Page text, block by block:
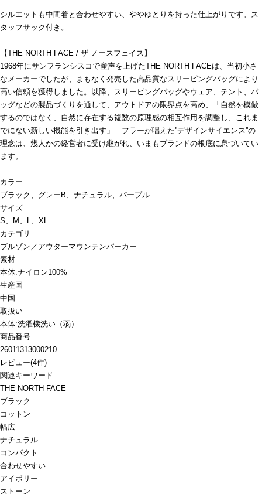
シルエットも中間着と合わせやすい、ややゆとりを持った仕上がりです。ス
タッフサック付き。
【THE NORTH FACE / ザ ノースフェイス】
1968年にサンフランシスコで産声を上げたTHE NORTH FACEは、当初小さ
なメーカーでしたが、まもなく発売した高品質なスリーピングバッグにより
高い信頼を獲得しました。以降、スリーピングバッグやウェア、テント、バ
ッグなどの製品づくりを通して、アウトドアの限界点を高め、「自然を模倣
するのではなく、自然に存在する複数の原理感の相互作用を調整し、これま
でにない新しい機能を引き出す」 フラーが唱えた''デザインサイエンス''の
理念は、幾人かの経営者に受け継がれ、いまもブランドの根底に息づいてい
ます。
カラー
ブラック、グレーB、ナチュラル、パープル
サイズ
S、M、L、XL
カテゴリ
ブルゾン／アウターマウンテンパーカー
素材
本体:ナイロン100%
生産国
中国
取扱い
本体:洗濯機洗い（弱）
商品番号
26011313000210
レビュー(4件)
関連キーワード
THE NORTH FACE
ブラック
コットン
幅広
ナチュラル
コンパクト
合わせやすい
アイボリー
ストーン